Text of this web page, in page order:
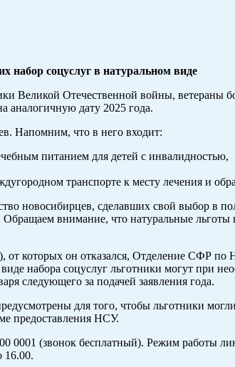
набор соцуслуг в натуральном виде
Великой Отечественной войны, ветераны
аналогичную дату 2025 года.
Напомним, что в него входит:
питанием для детей с инвалидностью,
транспорте к месту лечения и
новосибирцев, сделавших свой выбор в
внимание, что натуральные льготы
которых он отказался, Отделение СФР по
набора соцуслуг льготники могут при
следующего за подачей заявления года.
для того, чтобы льготники
предоставления НСУ.
0001 (звонок бесплатный). Режим работы
16.00.